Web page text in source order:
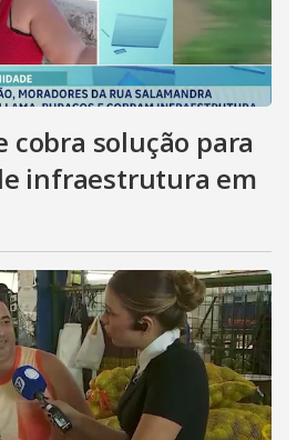
cobra solução para
infraestrutura em